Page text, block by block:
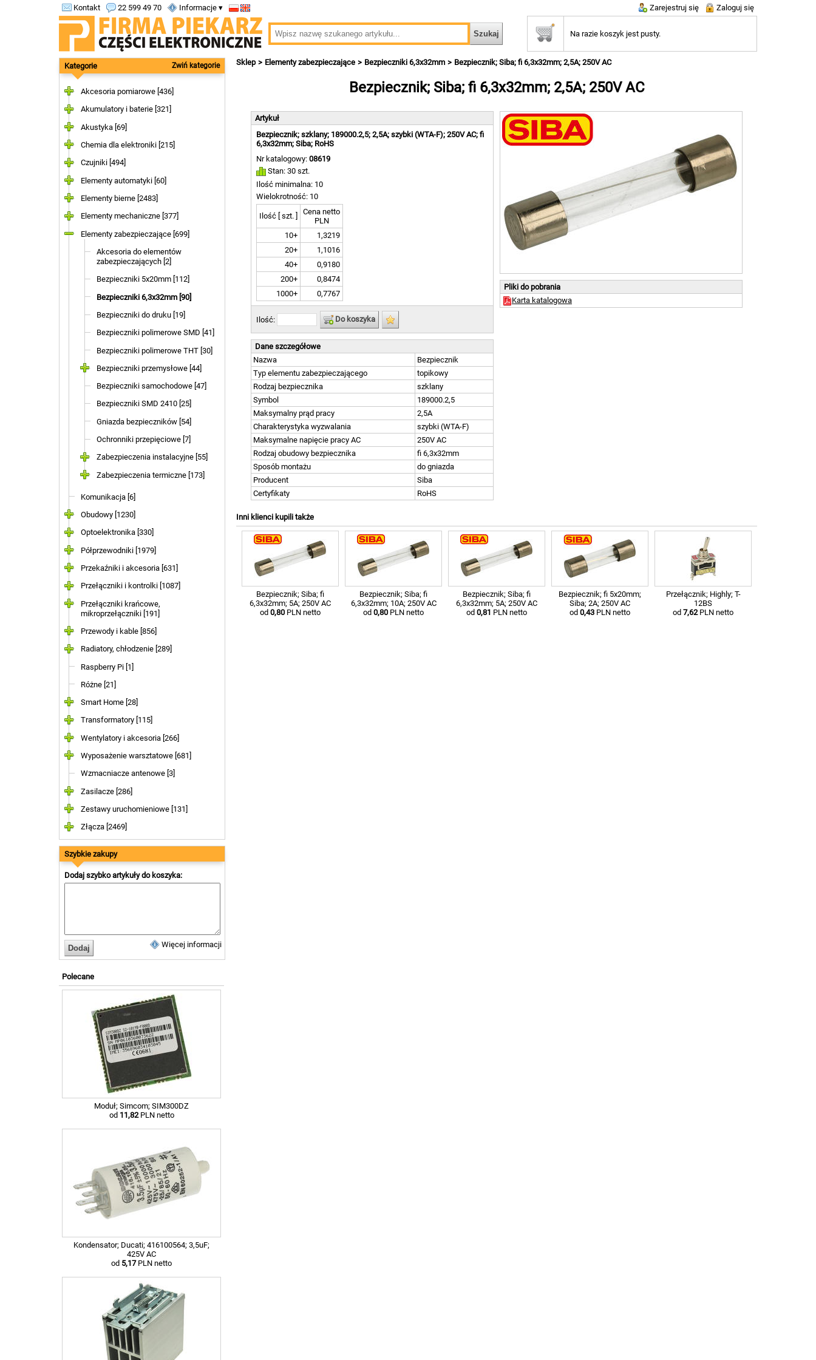
Kontakt 22 599 49 70 Informacje ▾ Zarejestruj się Zaloguj się
Na razie koszyk jest pusty.
Kategorie Zwiń kategorie
Akcesoria pomiarowe [436]
Akumulatory i baterie [321]
Akustyka [69]
Chemia dla elektroniki [215]
Czujniki [494]
Elementy automatyki [60]
Elementy bierne [2483]
Elementy mechaniczne [377]
Elementy zabezpieczające [699]
Akcesoria do elementów
zabezpieczających [2]
Bezpieczniki 5x20mm [112]
Bezpieczniki 6,3x32mm [90]
Bezpieczniki do druku [19]
Bezpieczniki polimerowe SMD [41]
Bezpieczniki polimerowe THT [30]
Bezpieczniki przemysłowe [44]
Bezpieczniki samochodowe [47]
Bezpieczniki SMD 2410 [25]
Gniazda bezpieczników [54]
Ochronniki przepięciowe [7]
Zabezpieczenia instalacyjne [55]
Zabezpieczenia termiczne [173]
Komunikacja [6]
Obudowy [1230]
Optoelektronika [330]
Półprzewodniki [1979]
Przekaźniki i akcesoria [631]
Przełączniki i kontrolki [1087]
Przełączniki krańcowe,
mikroprzełączniki [191]
Przewody i kable [856]
Radiatory, chłodzenie [289]
Raspberry Pi [1]
Różne [21]
Smart Home [28]
Transformatory [115]
Wentylatory i akcesoria [266]
Wyposażenie warsztatowe [681]
Wzmacniacze antenowe [3]
Zasilacze [286]
Zestawy uruchomieniowe [131]
Złącza [2469]
Szybkie zakupy
Dodaj szybko artykuły do koszyka:
Więcej informacji
Polecane
Moduł; Simcom; SIM300DZ
od 11,82PLN netto
Kondensator; Ducati; 416100564; 3,5uF;
425V AC
od 5,17PLN netto
Sklep Elementy zabezpieczające Bezpieczniki 6,3x32mm Bezpiecznik; Siba; fi 6,3x32mm; 2,5A; 250V AC
Bezpiecznik; Siba; fi 6,3x32mm; 2,5A; 250V AC
Pliki do pobrania
Karta katalogowa
Artykuł
Bezpiecznik; szklany; 189000.2,5; 2,5A; szybki (WTA-F); 250V AC; fi
6,3x32mm; Siba; RoHS
Nr katalogowy: 08619
Stan: 30 szt.
Ilość minimalna: 10
Wielokrotność: 10
Ilość [ szt. ]
Cena netto
PLN
10+
1,3219
20+
1,1016
40+
0,9180
200+
0,8474
1000+
0,7767
Ilość: Do koszyka
Dane szczegółowe
Nazwa
Bezpiecznik
Typ elementu zabezpieczającego
topikowy
Rodzaj bezpiecznika
szklany
Symbol
189000.2,5
Maksymalny prąd pracy
2,5A
Charakterystyka wyzwalania
szybki (WTA-F)
Maksymalne napięcie pracy AC
250V AC
Rodzaj obudowy bezpiecznika
fi 6,3x32mm
Sposób montażu
do gniazda
Producent
Siba
Certyfikaty
RoHS
Inni klienci kupili także
Bezpiecznik; Siba; fi
6,3x32mm; 5A; 250V AC
od 0,80 PLN netto
Bezpiecznik; Siba; fi
6,3x32mm; 10A; 250V AC
od 0,80 PLN netto
Bezpiecznik; Siba; fi
6,3x32mm; 5A; 250V AC
od 0,81 PLN netto
Bezpiecznik; fi 5x20mm;
Siba; 2A; 250V AC
od 0,43 PLN netto
Przełącznik; Highly; T-
12BS
od 7,62PLN netto